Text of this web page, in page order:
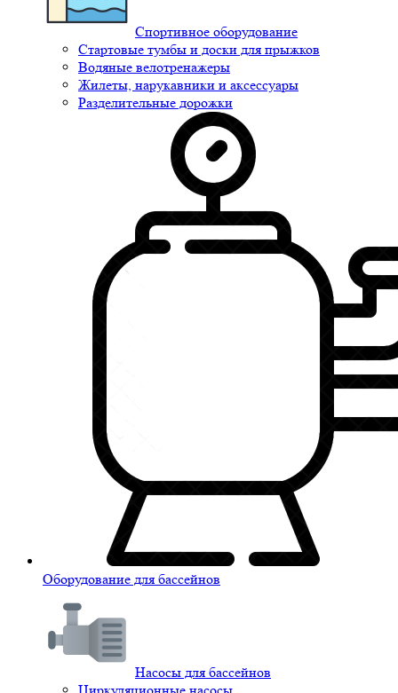
Спортивное оборудование
Стартовые тумбы и доски для прыжков
Водяные велотренажеры
Жилеты, нарукавники и аксессуары
Разделительные дорожки
Оборудование для бассейнов
Насосы для бассейнов